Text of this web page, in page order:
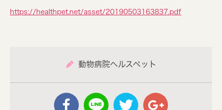
https://healthpet.net/asset/20190503163837.pdf
動物病院ヘルスペット